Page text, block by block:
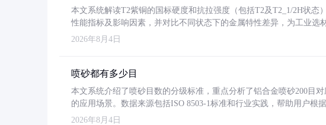
本文系统解读T2紫铜的国标硬度和抗拉强度（包括T2及T2_1/2H状态
性能指标及影响因素，并对比不同状态下的金属特性差异，为工业选
2026年8月4日
喷砂都有多少目
本文系统介绍了喷砂目数的分级标准，重点分析了铝合金喷砂200目
的应用场景。数据来源包括ISO 8503-1标准和行业实践，帮助用户根
2026年8月4日